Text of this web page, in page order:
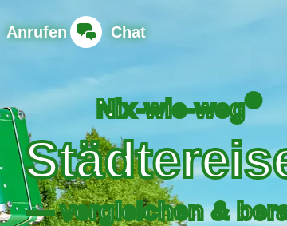
Anrufen Chat
Nix-wie-weg®
— vergleichen &